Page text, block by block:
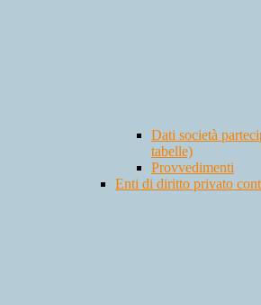
Dati società
tabelle)
Provvedimenti
Enti di diritto privato